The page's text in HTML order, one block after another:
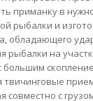
приманку в
рыбалки и
обладающего
рыбалки на
большим
совместно с